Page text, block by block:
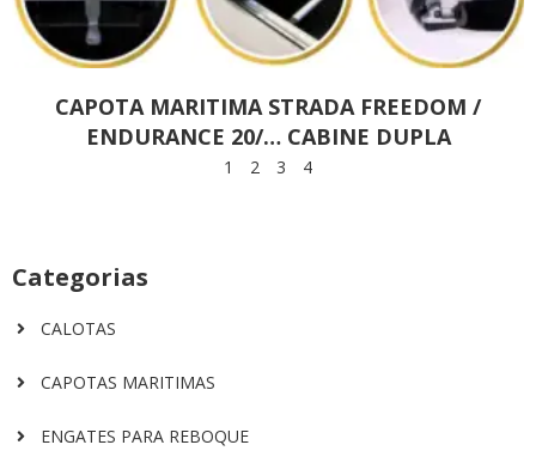
Categorias
CALOTAS
CAPOTAS MARITIMAS
ENGATES PARA REBOQUE
CAPOTA MARITIMA STRADA FREEDOM /
ENDURANCE 20/… CABINE DUPLA
1 2 3 4